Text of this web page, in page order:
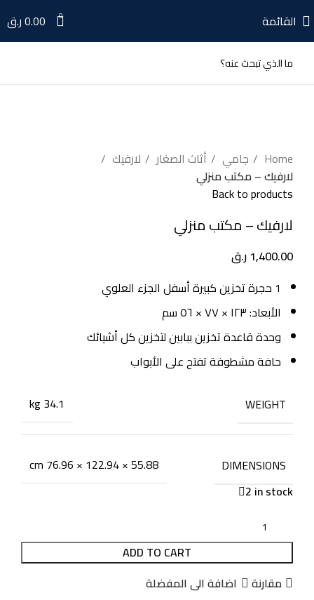
القائمة 0
0.00ر.ق
Home
جامي أثاث الصغار
لارفيك
لارفيك – مكتب منزلي
Back to products
لارفيك – مكتب منزلي
1,400.00 ر.ق
1 حجرة تخزين كبيرة أسفل الجزء العلوي
الأبعاد: ١٢٣ × ٧٧ × ٥٦ سم
وحدة قاعدة تخزين ببابين لتخزين كل أشيائك
حافة مشطوفة تفتح على الأبواب
WEIGHT
34.1 kg
DIMENSIONS
55.88 × 122.94 × 76.96 cm
2 in stock
ADD TO CART
مقارنة
اضافة الى المفضلة